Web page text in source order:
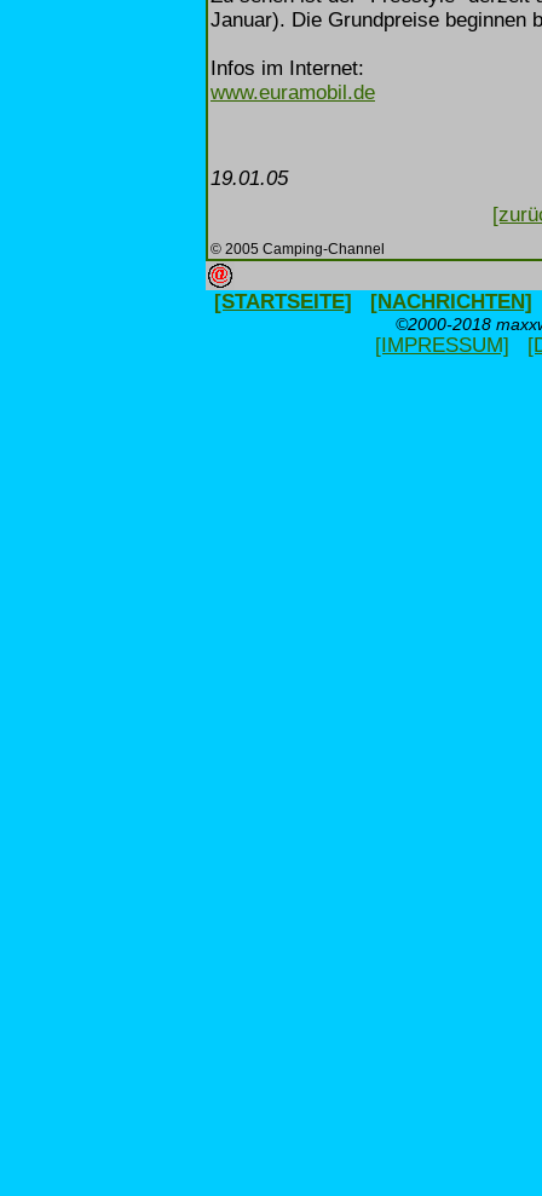
Januar). Die Grundpreise beginnen
Infos im Internet:
www.euramobil.de
19.01.05
© 2005 Camping-Channel
[STARTSEITE] [NACHRICHTEN]
©2000-2018
[IMPRESSUM]